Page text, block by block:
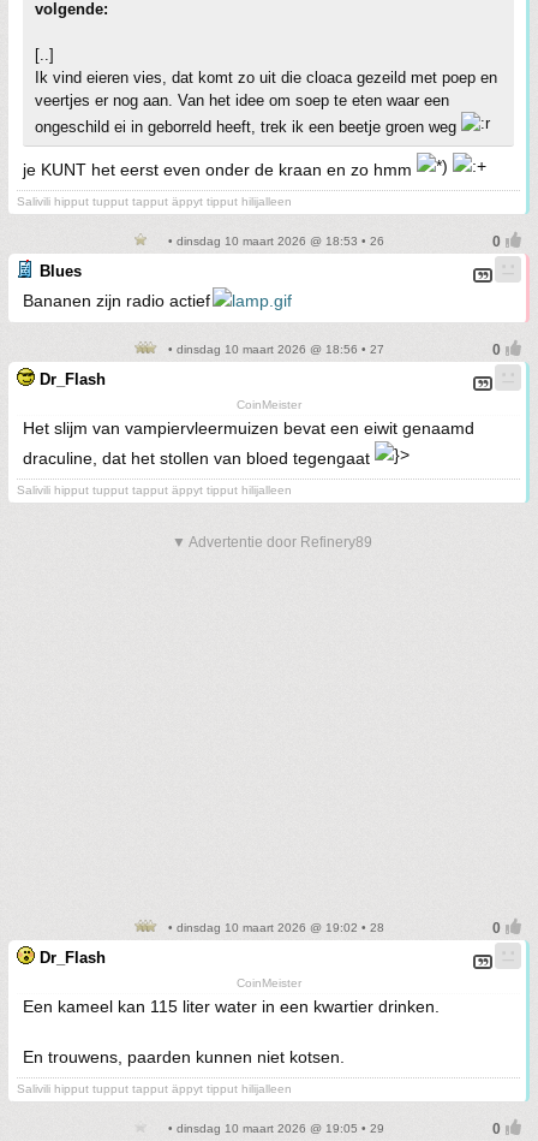
volgende:
[..]
Ik vind eieren vies, dat komt zo uit die cloaca gezeild met poep en
veertjes er nog aan. Van het idee om soep te eten waar een
ongeschild ei in geborreld heeft, trek ik een beetje groen weg
je KUNT het eerst even onder de kraan en zo hmm
Salivili hipput tupput tapput äppyt tipput hilijalleen
• dinsdag 10 maart 2026 @ 18:53 • 26
Blues
Bananen zijn radio actief
• dinsdag 10 maart 2026 @ 18:56 • 27
Dr_Flash
CoinMeister
Het slijm van vampiervleermuizen bevat een eiwit genaamd
draculine, dat het stollen van bloed tegengaat
Salivili hipput tupput tapput äppyt tipput hilijalleen
▼ Advertentie door Refinery89
• dinsdag 10 maart 2026 @ 19:02 • 28
Dr_Flash
CoinMeister
Een kameel kan 115 liter water in een kwartier drinken.
En trouwens, paarden kunnen niet kotsen.
Salivili hipput tupput tapput äppyt tipput hilijalleen
• dinsdag 10 maart 2026 @ 19:05 • 29